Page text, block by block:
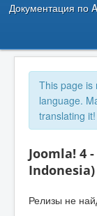
Документация по
This page is
language.
translating
Joomla! 4
Indonesia)
Релизы не